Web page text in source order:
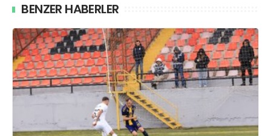
BENZER HABERLER